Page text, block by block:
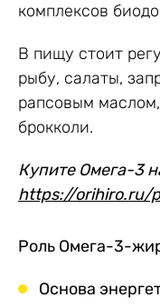
комплексов
В пищу стоит
рыбу, салаты,
рапсовым
брокколи.
Купите Омега-3
https://orihiro.ru/
Роль Омега-3-
Основа